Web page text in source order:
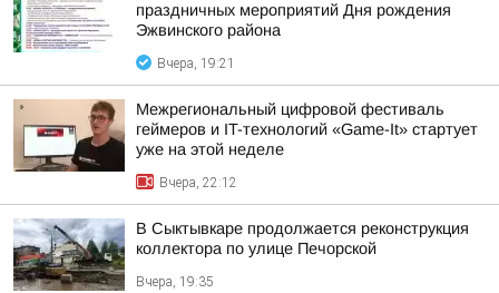
праздничных мероприятий Дня рождения
Эжвинского района
Вчера, 19:21
Межрегиональный цифровой фестиваль
геймеров и IT-технологий «Game-It» стартует
уже на этой неделе
Вчера, 22:12
В Сыктывкаре продолжается реконструкция
коллектора по улице Печорской
Вчера, 19:35